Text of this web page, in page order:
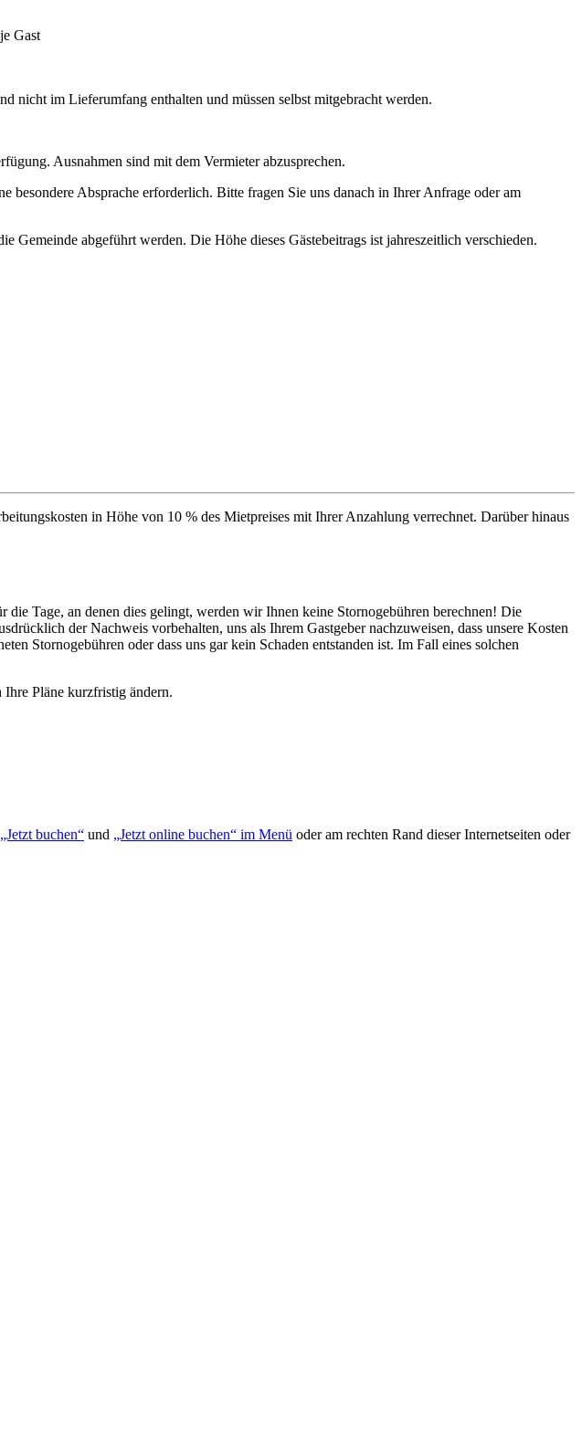
Gast
nicht im Lieferumfang enthalten und müssen selbst mitgebracht werden.
Ausnahmen sind mit dem Vermieter abzusprechen.
besondere Absprache erforderlich. Bitte fragen Sie uns danach in Ihrer Anfrage oder am
Gemeinde abgeführt werden. Die Höhe dieses Gästebeitrags ist jahreszeitlich verschieden.
in Höhe von 10 % des Mietpreises mit Ihrer Anzahlung verrechnet. Darüber hinaus
Tage, an denen dies gelingt, werden wir Ihnen keine Stornogebühren berechnen! Die
der Nachweis vorbehalten, uns als Ihrem Gastgeber nachzuweisen, dass unsere Kosten
Stornogebühren oder dass uns gar kein Schaden entstanden ist. Im Fall eines solchen
Pläne kurzfristig ändern.
„Jetzt buchen“ und „Jetzt online buchen“ im Menü oder am rechten Rand dieser Internetseiten oder